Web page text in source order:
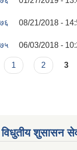
08/21/2018 -
06/03/2018 -
1 2 3
विधुतीय शुसासन